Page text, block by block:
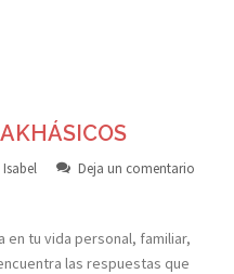
Isabel
Deja un comentario
en tu vida personal, familiar,
las respuestas que